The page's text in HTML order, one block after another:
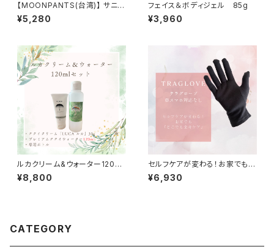
【MOONPANTS(台湾)】 サニタ
リーショーツ ムーンパンツデイ
タイムピーチ(クロッチカラーパ
¥5,280
フェイス＆ボディジェル 85g
¥3,960
ルカクリーム&ウォーター120ml
セット
¥8,800
セルフケアが変わる！お家でも
「どこでも全身ケア」テラグロー
ブ※スマホ対応なし
¥6,930
CATEGORY